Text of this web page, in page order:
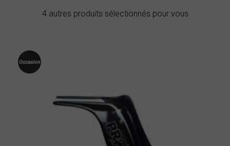
4 autres produits sélectionnés pour vous
Occasion